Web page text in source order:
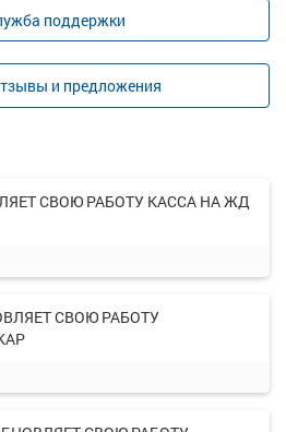
поддержки
и предложения
СВОЮ РАБОТУ КАССА НА ЖД
СВОЮ РАБОТУ